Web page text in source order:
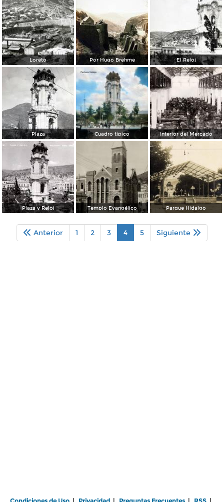
Loreto Por Hugo Brehme El Reloj
Plaza Cuadro tipico Interior del Mercado
Plaza y Reloj Templo Evangélico Parque Hidalgo
Anterior 1 2 3 4 5 Siguiente
Condiciones de Uso | Privacidad | Preguntas Frecuentes | RSS |